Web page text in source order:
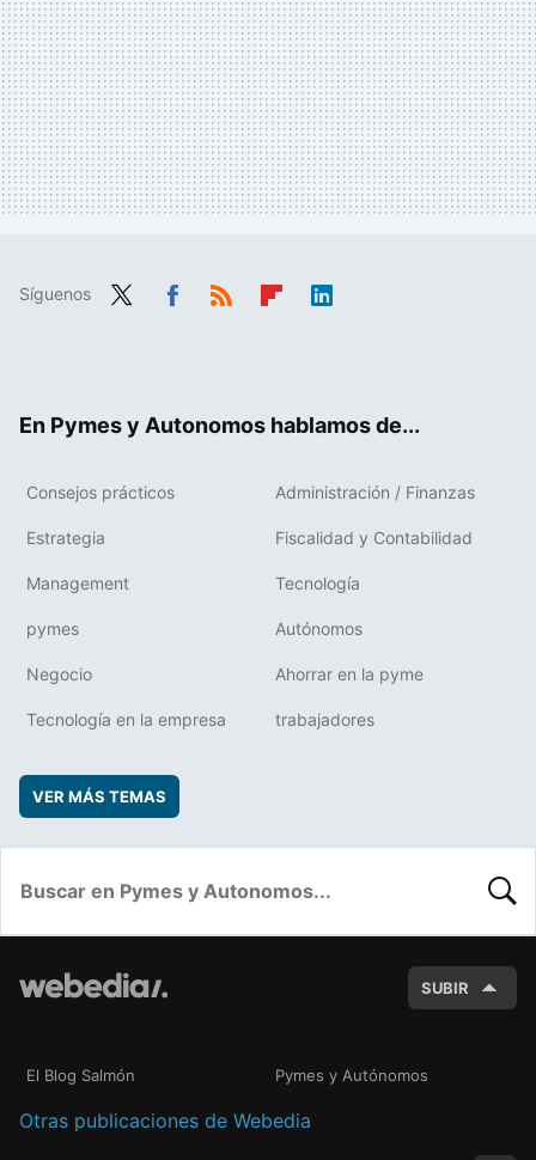
Síguenos
En Pymes y Autonomos hablamos de...
Consejos prácticos Administración / Finanzas
Estrategia Fiscalidad y Contabilidad
Management Tecnología
pymes Autónomos
Negocio Ahorrar en la pyme
Tecnología en la empresa trabajadores
VER MÁS TEMAS
SUBIR
El Blog Salmón Pymes y Autónomos
Otras publicaciones de Webedia